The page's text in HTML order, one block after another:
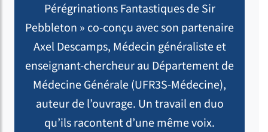
Pérégrinations Fantastiques de Sir
Pebbleton » co-conçu avec son partenaire
Axel Descamps, Médecin généraliste et
enseignant-chercheur au Département de
Médecine Générale (UFR3S-Médecine),
auteur de l’ouvrage. Un travail en duo
qu’ils racontent d’une même voix.